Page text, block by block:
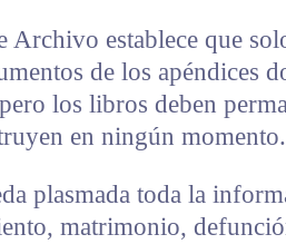
establece que
de los apéndices
los libros deben
en ningún momento.
plasmada toda la
matrimonio,